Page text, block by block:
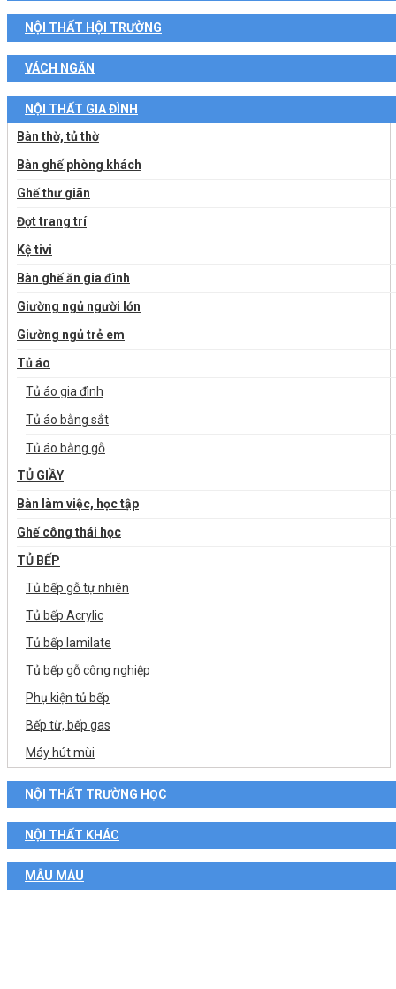
NỘI THẤT HỘI TRƯỜNG
VÁCH NGĂN
NỘI THẤT GIA ĐÌNH
Bàn thờ, tủ thờ
Bàn ghế phòng khách
Ghế thư giãn
Đợt trang trí
Kệ tivi
Bàn ghế ăn gia đình
Giường ngủ người lớn
Giường ngủ trẻ em
Tủ áo
Tủ áo gia đình
Tủ áo bằng sắt
Tủ áo bằng gỗ
TỦ GIẦY
Bàn làm việc, học tập
Ghế công thái học
TỦ BẾP
Tủ bếp gỗ tự nhiên
Tủ bếp Acrylic
Tủ bếp lamilate
Tủ bếp gỗ công nghiệp
Phụ kiện tủ bếp
Bếp từ, bếp gas
Máy hút mùi
NỘI THẤT TRƯỜNG HỌC
NỘI THẤT KHÁC
MẪU MÀU